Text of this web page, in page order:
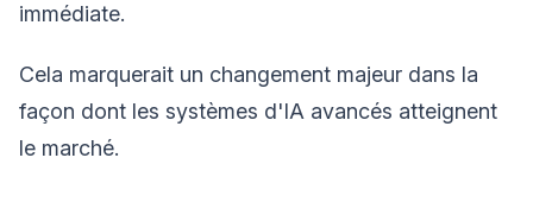
immédiate.
Cela marquerait un changement majeur dans la
façon dont les systèmes d'IA avancés atteignent
le marché.